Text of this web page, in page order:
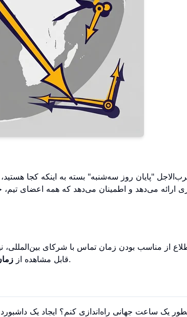
"پایان روز سه‌شنبه" بسته به اینکه کجا
ارائه می‌دهد و اطمینان می‌دهد که همه اعضای
از مناسب بودن زمان تماس با شرکای
قابل مشاهده ازاین اصطکاک را از بین می‌برد و ارتباطات را ساده می‌کند.
یک ساعت جهانی راه‌اندازی کنم؟ ایجاد یک